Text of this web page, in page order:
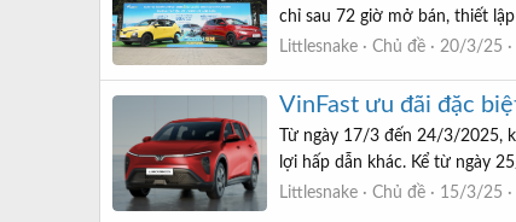
chỉ sau 72 giờ mở bán, thiết
Littlesnake
Chủ đề 20/3/25
VinFast ưu đãi đặc
Từ ngày 17/3 đến 24/3/2025,
lợi hấp dẫn khác. Kể từ ngày
Littlesnake
Chủ đề 15/3/25